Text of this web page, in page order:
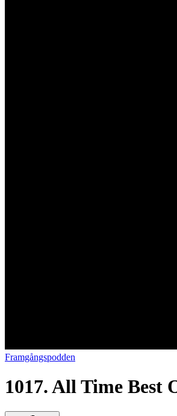
Framgångspodden
1017. All Time